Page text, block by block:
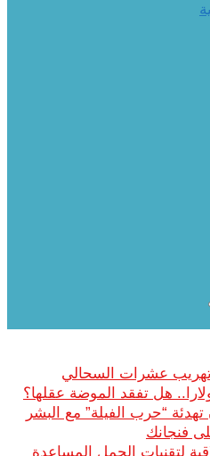
عشرات السحالي
تهدئة “حرب الفيلة” مع البشر
فنجانك
لتقنيات الحمل المساعدة